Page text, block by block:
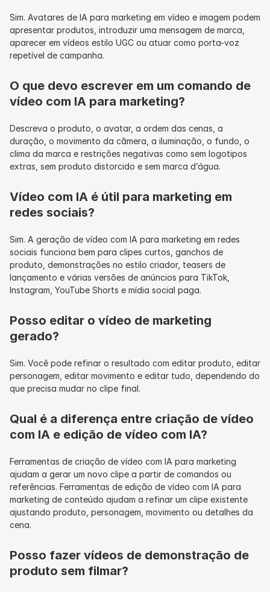
Sim. Avatares de IA para marketing em vídeo e imagem podem
apresentar produtos, introduzir uma mensagem de marca,
aparecer em vídeos estilo UGC ou atuar como porta-voz
repetível de campanha.
O que devo escrever em um comando de
vídeo com IA para marketing?
Descreva o produto, o avatar, a ordem das cenas, a
duração, o movimento da câmera, a iluminação, o fundo, o
clima da marca e restrições negativas como sem logotipos
extras, sem produto distorcido e sem marca d’água.
Vídeo com IA é útil para marketing em
redes sociais?
Sim. A geração de vídeo com IA para marketing em redes
sociais funciona bem para clipes curtos, ganchos de
produto, demonstrações no estilo criador, teasers de
lançamento e várias versões de anúncios para TikTok,
Instagram, YouTube Shorts e mídia social paga.
Posso editar o vídeo de marketing
gerado?
Sim. Você pode refinar o resultado com editar produto, editar
personagem, editar movimento e editar tudo, dependendo do
que precisa mudar no clipe final.
Qual é a diferença entre criação de vídeo
com IA e edição de vídeo com IA?
Ferramentas de criação de vídeo com IA para marketing
ajudam a gerar um novo clipe a partir de comandos ou
referências. Ferramentas de edição de vídeo com IA para
marketing de conteúdo ajudam a refinar um clipe existente
ajustando produto, personagem, movimento ou detalhes da
cena.
Posso fazer vídeos de demonstração de
produto sem filmar?